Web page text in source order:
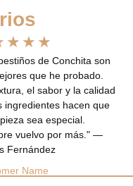
★ ★ ★
de Conchita son
que he probado.
el sabor y la calidad
ingredientes hacen que
sea especial.
vuelvo por más." —
Fernández
Name